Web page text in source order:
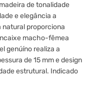
de tonalidade
e elegância a
natural proporciona
macho-fêmea
genúíno realiza a
de 15 mm e design
estrutural. Indicado